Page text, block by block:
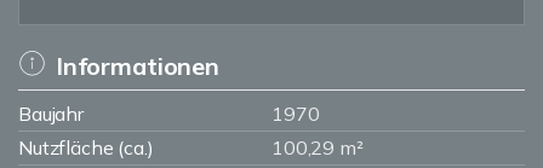
Informationen
Baujahr
1970
Nutzfläche (ca.)
100,29 m²